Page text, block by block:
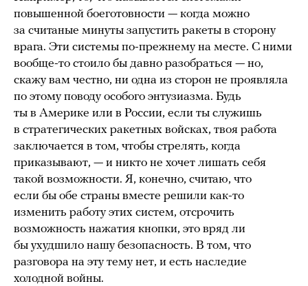
повышенной боеготовности — когда можно
за считаные минуты запустить ракеты в сторону
врага. Эти системы по-прежнему на месте. С ними
вообще-то стоило бы давно разобраться — но,
скажу вам честно, ни одна из сторон не проявляла
по этому поводу особого энтузиазма. Будь
ты в Америке или в России, если ты служишь
в стратегических ракетных войсках, твоя работа
заключается в том, чтобы стрелять, когда
приказывают, — и никто не хочет лишать себя
такой возможности. Я, конечно, считаю, что
если бы обе страны вместе решили как-то
изменить работу этих систем, отсрочить
возможность нажатия кнопки, это вряд ли
бы ухудшило нашу безопасность. В том, что
разговора на эту тему нет, и есть наследие
холодной войны.